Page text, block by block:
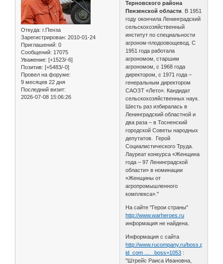
Откуда: г.Пенза
Зарегистрирован: 2010-01-24
Приглашений: 0
Сообщений: 17075
Уважение: [+1523/-6]
Позитив: [+5483/-0]
Провел на форуме:
9 месяцев 22 дня
Последний визит:
2026-07-08 15:06:26
Терновского района
Пензенской области . В 1951
году окончила Ленинградский
сельскохозяйственный
институт по специальности
агроном-плодоовощевод. С
1951 года работала
агрономом, старшим
агрономом, с 1968 года
директором, с 1971 года –
генеральным директором
САОЗТ «Лето». Кандидат
сельскохозяйственных наук.
Шесть раз избиралась в
Ленинградский областной и
два раза – в Тосненский
городской Советы народных
депутатов. Герой
Социалистического Труда.
Лауреат конкурса «Женщина
года – 97 Ленинградской
области» в номинации
«Женщины от
агропромышленного
комплекса»."
На сайте "Герои страны"
http://www.warheroes.ru
информация не найдена.
Информация с сайта
http://www.rucompany.ru/boss.php?
id_com … _boss=1053 :
"Штрейс Раиса Ивановна,